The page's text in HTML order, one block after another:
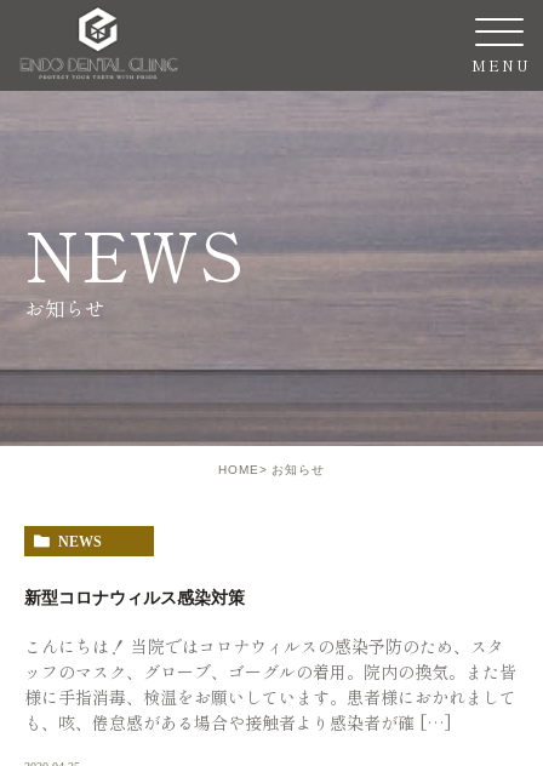
NEWS
お知らせ
HOME お知らせ
NEWS
新型コロナウィルス感染対策
こんにちは！ 当院ではコロナウィルスの感染予防のため、スタ
ッフのマスク、グローブ、ゴーグルの着用。院内の換気。また皆
様に手指消毒、検温をお願いしています。患者様におかれまして
も、咳、倦怠感がある場合や接触者より感染者が確 […]